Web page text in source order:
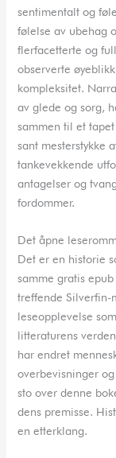
sentimentalt og
følelse av ubehag
flerfacetterte og
observerte
kompleksitet.
av glede og sorg,
sammen til et
sant mesterstykke
tankevekkende
antagelser og
fordommer.
Det åpne
Det er en historie
samme gratis
treffende Silverfin-
leseopplevelse
litteraturens
har endret
overbevisninger
sto over denne
dens premisse.
en etterklang.